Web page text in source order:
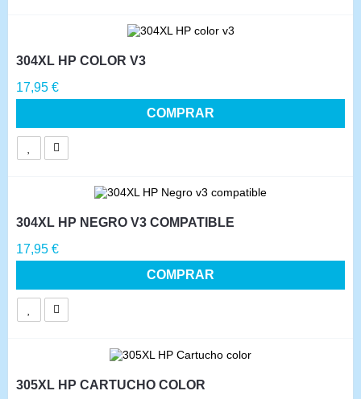
304XL HP COLOR V3
Precio
17,95 €
COMPRAR
304XL HP NEGRO V3 COMPATIBLE
Precio
17,95 €
COMPRAR
305XL HP CARTUCHO COLOR